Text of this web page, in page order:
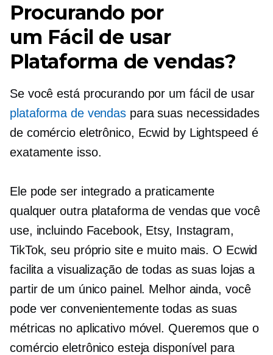
Procurando por
um Fácil de usar
Plataforma de vendas?
Se você está procurando por um fácil de usar
plataforma de vendas para suas necessidades
de comércio eletrônico, Ecwid by Lightspeed é
exatamente isso.
Ele pode ser integrado a praticamente
qualquer outra plataforma de vendas que você
use, incluindo Facebook, Etsy, Instagram,
TikTok, seu próprio site e muito mais. O Ecwid
facilita a visualização de todas as suas lojas a
partir de um único painel. Melhor ainda, você
pode ver convenientemente todas as suas
métricas no aplicativo móvel. Queremos que o
comércio eletrônico esteja disponível para